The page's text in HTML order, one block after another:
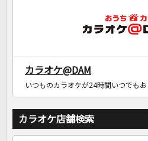
カラオケ@DAM
いつものカラオケが24時間いつでもお
カラオケ店舗検索